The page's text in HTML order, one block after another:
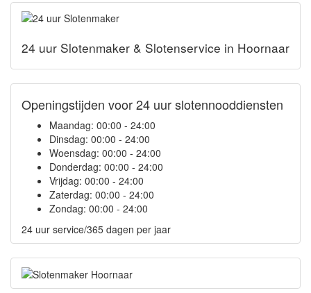
24 uur Slotenmaker & Slotenservice in Hoornaar
Openingstijden voor 24 uur slotennooddiensten
Maandag: 00:00 - 24:00
Dinsdag: 00:00 - 24:00
Woensdag: 00:00 - 24:00
Donderdag: 00:00 - 24:00
Vrijdag: 00:00 - 24:00
Zaterdag: 00:00 - 24:00
Zondag: 00:00 - 24:00
24 uur service/365 dagen per jaar